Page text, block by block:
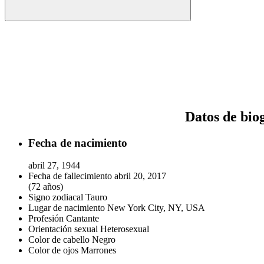
Datos de
Fecha de nacimiento
abril 27, 1944
Fecha de fallecimiento abril 20, 2017
(72 años)
Signo zodiacal Tauro
Lugar de nacimiento New York City, NY, USA
Profesión Cantante
Orientación sexual Heterosexual
Color de cabello Negro
Color de ojos Marrones